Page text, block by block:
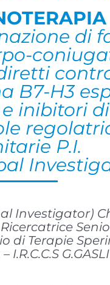
di
B7-H3
inibitori di
P.I.
Investigator)
di Terapie
I.R.C.C.S